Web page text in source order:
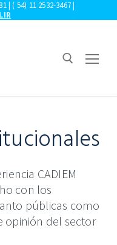
| ( 54) 11 2532-3467 |
CADIEM
con los
públicas como
opinión del sector